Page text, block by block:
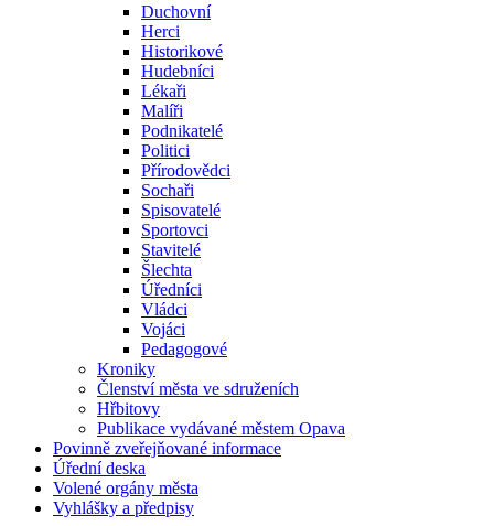
Duchovní
Herci
Historikové
Hudebníci
Lékaři
Malíři
Podnikatelé
Politici
Přírodovědci
Sochaři
Spisovatelé
Sportovci
Stavitelé
Šlechta
Úředníci
Vládci
Vojáci
Pedagogové
Kroniky
Členství města ve sdruženích
Hřbitovy
Publikace vydávané městem Opava
Povinně zveřejňované informace
Úřední deska
Volené orgány města
Vyhlášky a předpisy